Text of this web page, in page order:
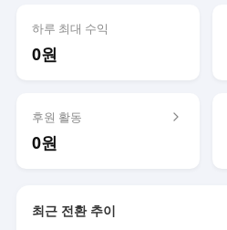
하루 최대 수익
0원
후원 활동
0원
최근 전환 추이